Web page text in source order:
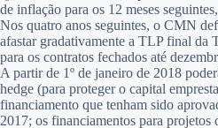
de inflação para os 12 meses
Nos quatro anos seguintes, o CMN
afastar gradativamente a TLP final da
para os contratos fechados até
A partir de 1º de janeiro de 2018
hedge (para proteger o capital
financiamento que tenham sido
2017; os financiamentos para projetos